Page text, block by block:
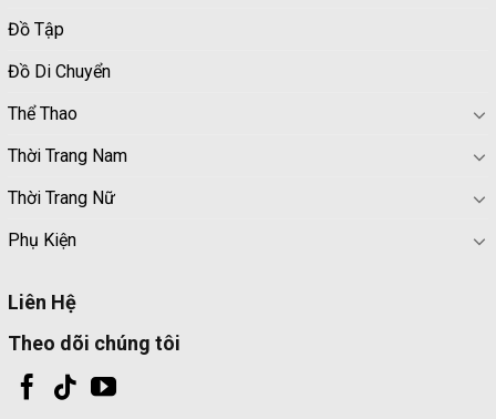
Đồ Tập
Đồ Di Chuyển
Thể Thao
Thời Trang Nam
Thời Trang Nữ
Phụ Kiện
Liên Hệ
Theo dõi chúng tôi